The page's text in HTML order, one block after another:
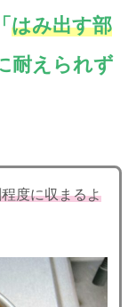
はみ出す部
耐えられず
度に収まるよ